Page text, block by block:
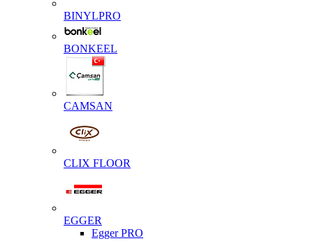
BINYLPRO
BONKEEL
CAMSAN
CLIX FLOOR
EGGER
Egger PRO